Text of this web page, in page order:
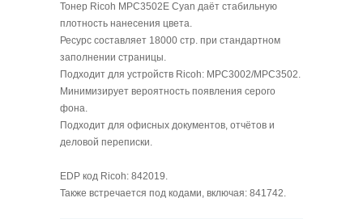
Тонер Ricoh MPC3502E Cyan даёт стабильную
плотность нанесения цвета.
Ресурс составляет 18000 стр. при стандартном
заполнении страницы.
Подходит для устройств Ricoh: MPC3002/MPC3502.
Минимизирует вероятность появления серого
фона.
Подходит для офисных документов, отчётов и
деловой переписки.
EDP код Ricoh: 842019.
Также встречается под кодами, включая: 841742.